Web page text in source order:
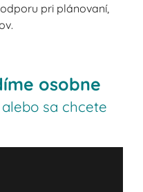
pri plánovaní,
osobne
sa chcete